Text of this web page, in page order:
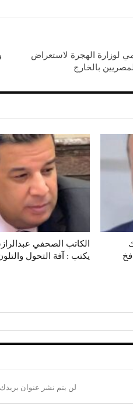
لوزارة الهجرة لاستعراض
بالخارج
فخ
الكاتب الصحفي
يكتب : آفة التحول
لن يتم نشر عنوان بريدك